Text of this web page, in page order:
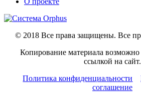
© 2018 Все права защищены. Все
Копирование материала возможно
ссылкой на сайт.
Политика конфиденциальности
соглашение